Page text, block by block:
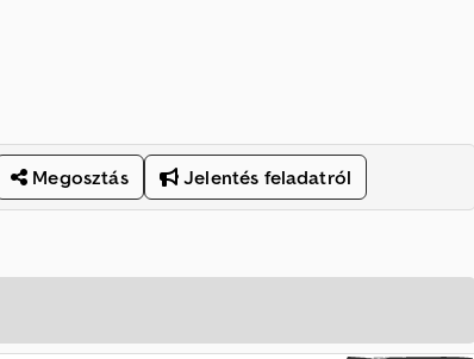
Megosztás Jelentés feladatról